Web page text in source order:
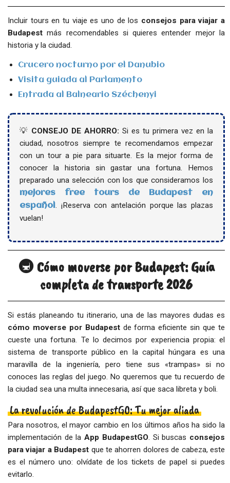
Incluir tours en tu viaje es uno de los consejos para viajar a
Budapest más recomendables si quieres entender mejor la
historia y la ciudad.
Crucero nocturno por el Danubio
Visita guiada al Parlamento
Entrada al Balneario Széchenyi
💡 CONSEJO DE AHORRO: Si es tu primera vez en la
ciudad, nosotros siempre te recomendamos empezar
con un tour a pie para situarte. Es la mejor forma de
conocer la historia sin gastar una fortuna. Hemos
preparado una selección con los que consideramos los
mejores free tours de Budapest en
español . ¡Reserva con antelación porque las plazas
vuelan!
🚇 Cómo moverse por Budapest: Guía
completa de transporte 2026
Si estás planeando tu itinerario, una de las mayores dudas es
cómo moverse por Budapestde forma eficiente sin que te
cueste una fortuna. Te lo decimos por experiencia propia: el
sistema de transporte público en la capital húngara es una
maravilla de la ingeniería, pero tiene sus «trampas» si no
conoces las reglas del juego. No queremos que tu recuerdo de
la ciudad sea una multa innecesaria, así que saca libreta y boli.
La revolución de BudapestGO: Tu mejor aliada
Para nosotros, el mayor cambio en los últimos años ha sido la
implementación de laApp BudapestGO. Si buscas consejos
para viajar a Budapest que te ahorren dolores de cabeza, este
es el número uno: olvídate de los tickets de papel si puedes
evitarlo.